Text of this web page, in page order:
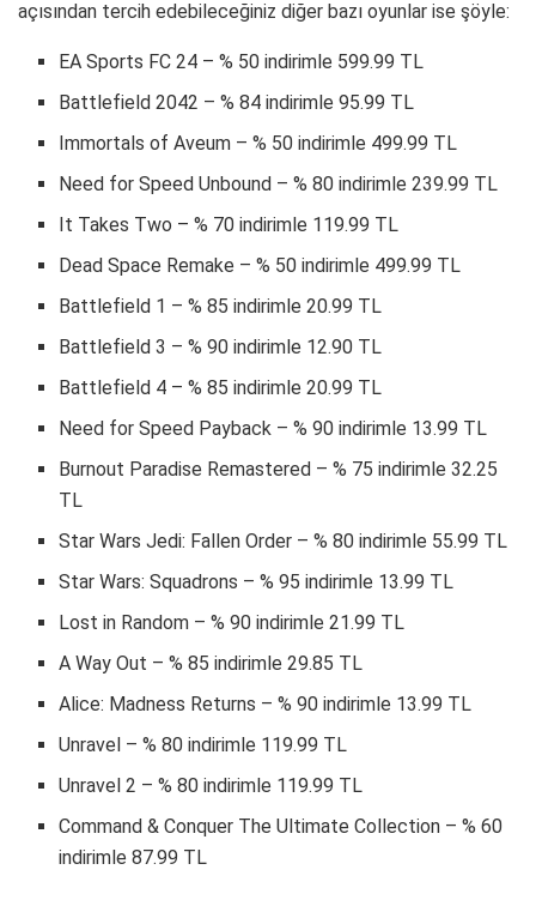
açısından tercih edebileceğiniz diğer bazı oyunlar ise şöyle:
EA Sports FC 24 – % 50 indirimle 599.99 TL
Battlefield 2042 – % 84 indirimle 95.99 TL
Immortals of Aveum – % 50 indirimle 499.99 TL
Need for Speed Unbound – % 80 indirimle 239.99 TL
It Takes Two – % 70 indirimle 119.99 TL
Dead Space Remake – % 50 indirimle 499.99 TL
Battlefield 1 – % 85 indirimle 20.99 TL
Battlefield 3 – % 90 indirimle 12.90 TL
Battlefield 4 – % 85 indirimle 20.99 TL
Need for Speed Payback – % 90 indirimle 13.99 TL
Burnout Paradise Remastered – % 75 indirimle 32.25
TL
Star Wars Jedi: Fallen Order – % 80 indirimle 55.99 TL
Star Wars: Squadrons – % 95 indirimle 13.99 TL
Lost in Random – % 90 indirimle 21.99 TL
A Way Out – % 85 indirimle 29.85 TL
Alice: Madness Returns – % 90 indirimle 13.99 TL
Unravel – % 80 indirimle 119.99 TL
Unravel 2 – % 80 indirimle 119.99 TL
Command & Conquer The Ultimate Collection – % 60
indirimle 87.99 TL